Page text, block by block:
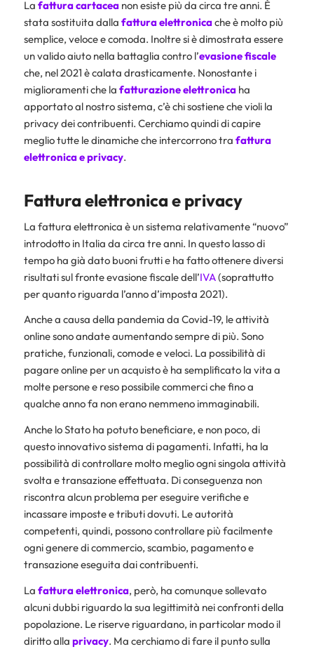
La fattura cartaceanon esiste più da circa tre anni. È
stata sostituita dalla fattura elettronicache è molto più
semplice, veloce e comoda. Inoltre si è dimostrata essere
un valido aiuto nella battaglia contro l’evasione fiscale
che, nel 2021 è calata drasticamente. Nonostante i
miglioramenti che la fatturazione elettronicaha
apportato al nostro sistema, c’è chi sostiene che violi la
privacy dei contribuenti. Cerchiamo quindi di capire
meglio tutte le dinamiche che intercorrono tra fattura
elettronica e privacy.
Fattura elettronica e privacy
La fattura elettronica è un sistema relativamente “nuovo”
introdotto in Italia da circa tre anni. In questo lasso di
tempo ha già dato buoni frutti e ha fatto ottenere diversi
risultati sul fronte evasione fiscale dell’IVA(soprattutto
per quanto riguarda l’anno d’imposta 2021).
Anche a causa della pandemia da Covid-19, le attività
online sono andate aumentando sempre di più. Sono
pratiche, funzionali, comode e veloci. La possibilità di
pagare online per un acquisto è ha semplificato la vita a
molte persone e reso possibile commerci che fino a
qualche anno fa non erano nemmeno immaginabili.
Anche lo Stato ha potuto beneficiare, e non poco, di
questo innovativo sistema di pagamenti. Infatti, ha la
possibilità di controllare molto meglio ogni singola attività
svolta e transazione effettuata. Di conseguenza non
riscontra alcun problema per eseguire verifiche e
incassare imposte e tributi dovuti. Le autorità
competenti, quindi, possono controllare più facilmente
ogni genere di commercio, scambio, pagamento e
transazione eseguita dai contribuenti.
La fattura elettronica, però, ha comunque sollevato
alcuni dubbi riguardo la sua legittimità nei confronti della
popolazione. Le riserve riguardano, in particolar modo il
diritto alla privacy. Ma cerchiamo di fare il punto sulla